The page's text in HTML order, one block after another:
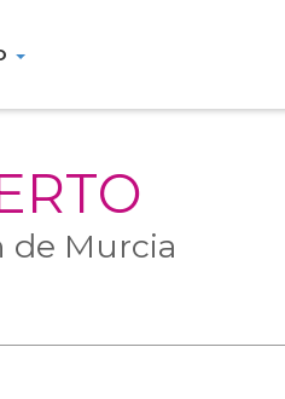
de Murcia